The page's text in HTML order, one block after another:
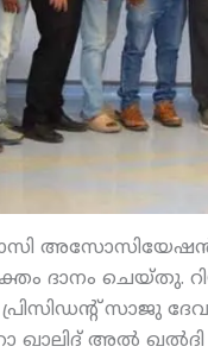
ദാനം ചെയ്തു.
സാജു
ഖാലിദ് അല്‍